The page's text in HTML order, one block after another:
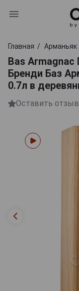
Главная Арманьяк
Bas Armagnac
Бренди Баз
0.7л в
Оставить отзыв